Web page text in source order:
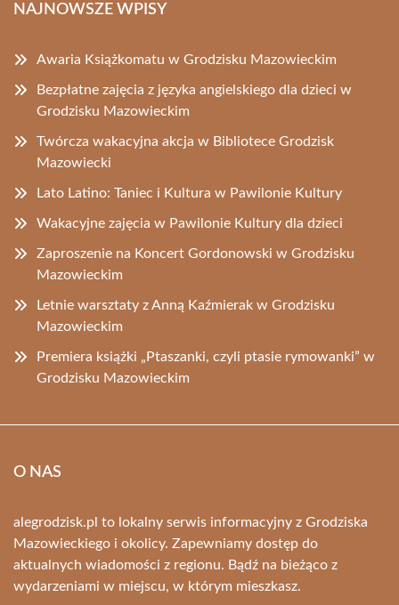
NAJNOWSZE WPISY
Awaria Książkomatu w Grodzisku Mazowieckim
Bezpłatne zajęcia z języka angielskiego dla dzieci w
Grodzisku Mazowieckim
Twórcza wakacyjna akcja w Bibliotece Grodzisk
Mazowiecki
Lato Latino: Taniec i Kultura w Pawilonie Kultury
Wakacyjne zajęcia w Pawilonie Kultury dla dzieci
Zaproszenie na Koncert Gordonowski w Grodzisku
Mazowieckim
Letnie warsztaty z Anną Kaźmierak w Grodzisku
Mazowieckim
Premiera książki „Ptaszanki, czyli ptasie rymowanki” w
Grodzisku Mazowieckim
O NAS
alegrodzisk.pl to lokalny serwis informacyjny z Grodziska
Mazowieckiego i okolicy. Zapewniamy dostęp do
aktualnych wiadomości z regionu. Bądź na bieżąco z
wydarzeniami w miejscu, w którym mieszkasz.